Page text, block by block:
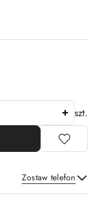
szt.
Zostaw telefon